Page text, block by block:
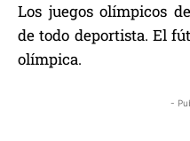
Los juegos olímpicos
de todo deportista. El
olímpica.
-